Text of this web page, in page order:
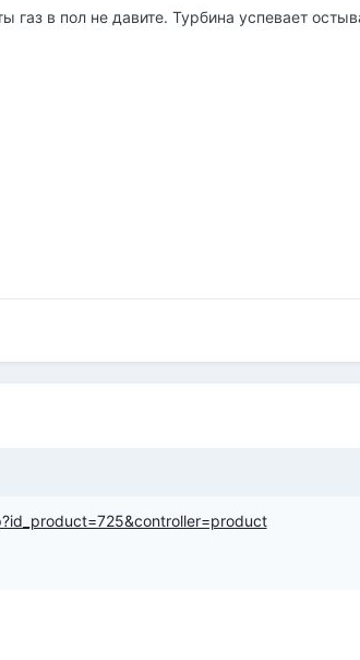
в пол не давите. Турбина успевает